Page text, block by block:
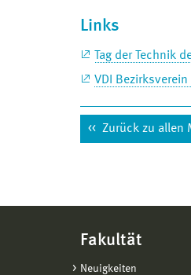
Links
Tag der Technik
VDI
Zurück zu allen
Fakultät
Neuigkeiten